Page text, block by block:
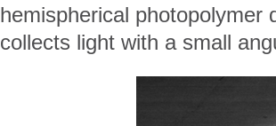
hemispherical photopolymer
collects light with a small